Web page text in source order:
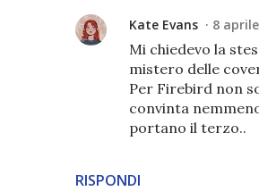
RISPONDI
Kate Evans 8
Mi chiedevo la
mistero delle
Per Firebird non
convinta
portano il terzo..